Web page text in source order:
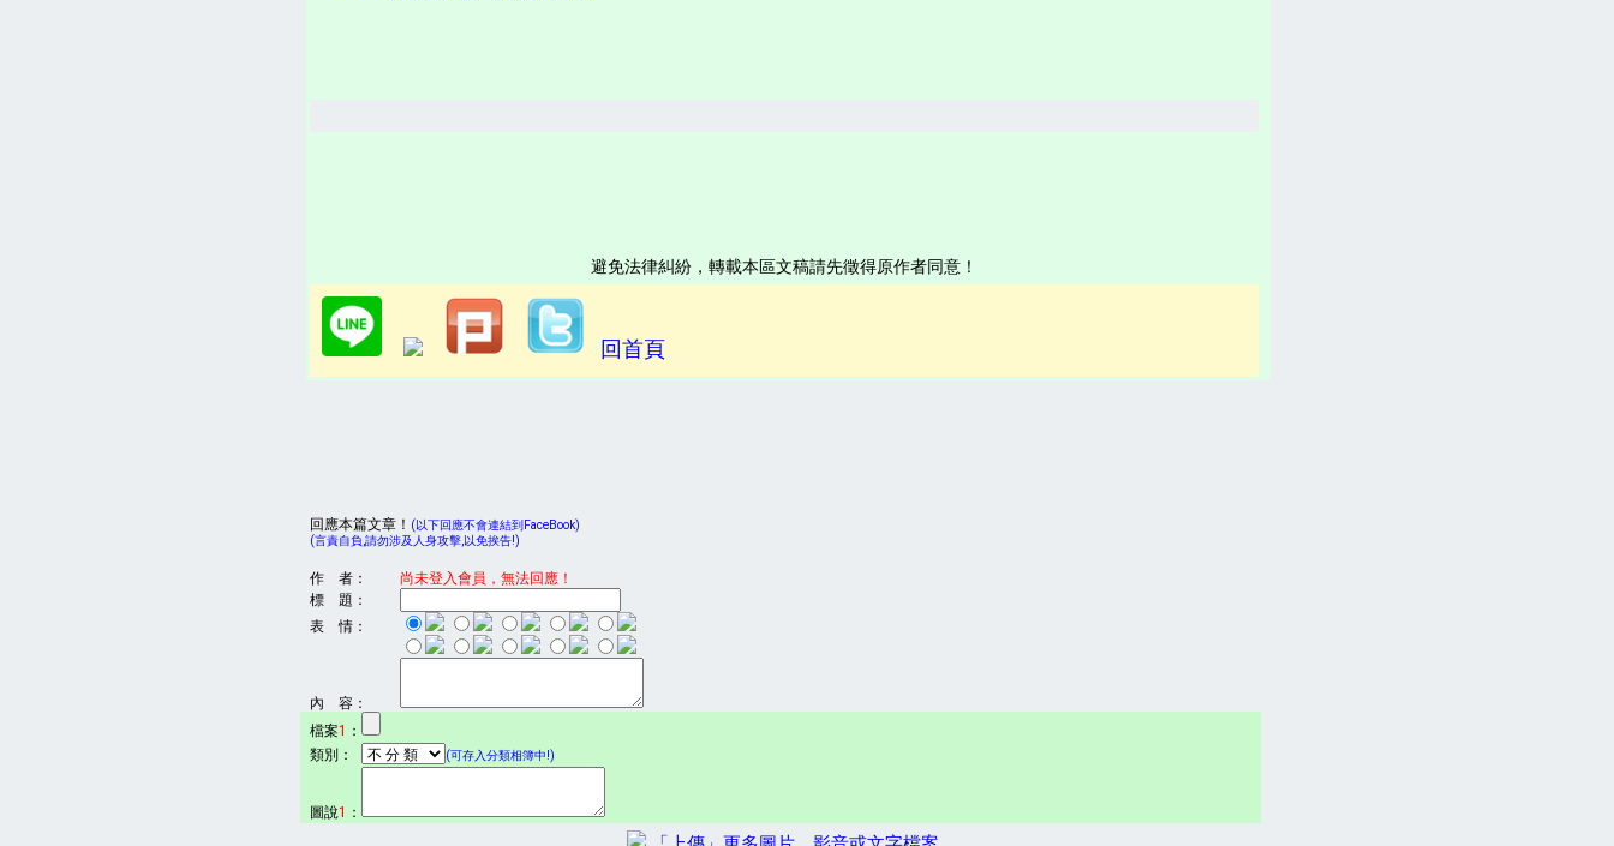
避免法律糾紛，轉載本區文稿請先徵得原作者同意！
回首頁
回應本篇文章！ (以下回應不會連結到FaceBook)
(言責自負,請勿涉及人身攻擊,以免挨告!)
作 者：
尚未登入會員，無法回應！
標 題：
表 情：
內 容：
檔案1 ：
類別：
(可存入分類相簿中!)
圖說1 ：